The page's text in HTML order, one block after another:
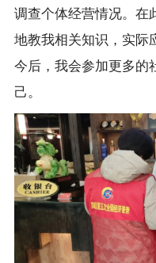
调查个体经营情况。在
地教我相关知识，实际
今后，我会参加更多的
己。